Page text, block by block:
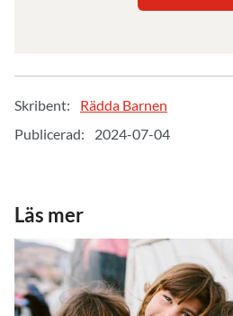
Skribent:
Rädda Barnen
Publicerad:
2024-07-04
Läs mer